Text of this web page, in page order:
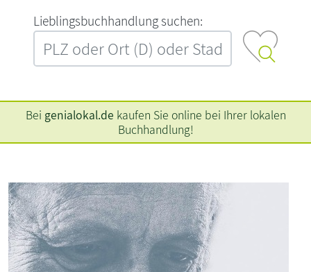
L‍i‍e‍b‍l‍i‍n‍g‍s‍b‍u‍c‍h‍h‍a‍n‍d‍l‍u‍n‍g‍ ‍s‍u‍c‍h‍e‍n‍:‍
Bei genialokal.de kaufen Sie online bei Ihrer lokalen
Buchhandlung!